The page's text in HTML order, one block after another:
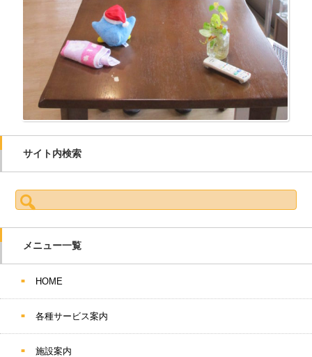
サイト内検索
検索:
メニュー一覧
HOME
各種サービス案内
施設案内